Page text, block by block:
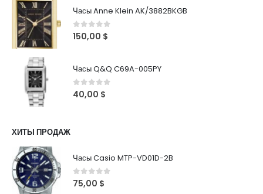
Часы Anne Klein AK/3882BKGB
0out of 5
150,00 $
Часы Q&Q C69A-005PY
0 out of 5
40,00 $
ХИТЫ ПРОДАЖ
Часы Casio MTP-VD01D-2B
0out of 5
75,00 $